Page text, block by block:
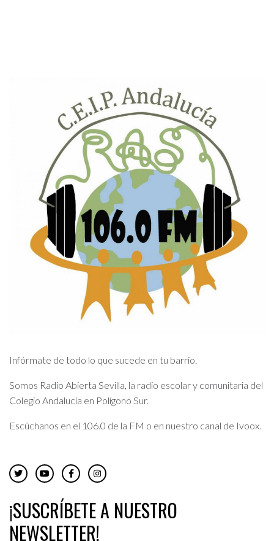
Infórmate de todo lo que sucede en tu barrio.
Somos Radio Abierta Sevilla, la radio escolar y comunitaria del
Colegio Andalucía en Polígono Sur.
Escúchanos en el 106.0 de la FM o en nuestro canal de Ivoox.
¡SUSCRÍBETE A NUESTRO
NEWSLETTER!